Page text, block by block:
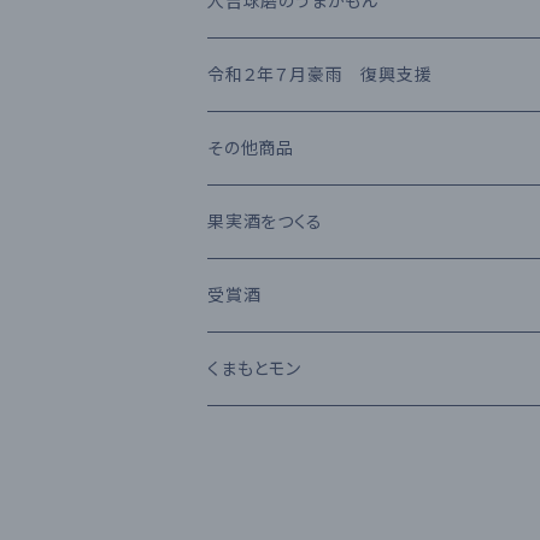
熊本県産 日本酒
高橋酒造
堤酒造
恒松酒造
豊永酒造
鳥飼酒造
長期熟成古酒 10年以上
受賞酒
アルコール度数 30%以上
アルコール度数 20%未満
アルコール度数 25%前後
麦焼酎
ウイスキー
ブランデー
カクテル
ワイン
KIHARA
お茶・飲み物
味噌・醤油・調味料
お菓子
お酒のおつまみ
令和２年７月豪雨 復興支援
その他商品
果実酒をつくる
受賞酒
Kura Master 2023
くまもとモン